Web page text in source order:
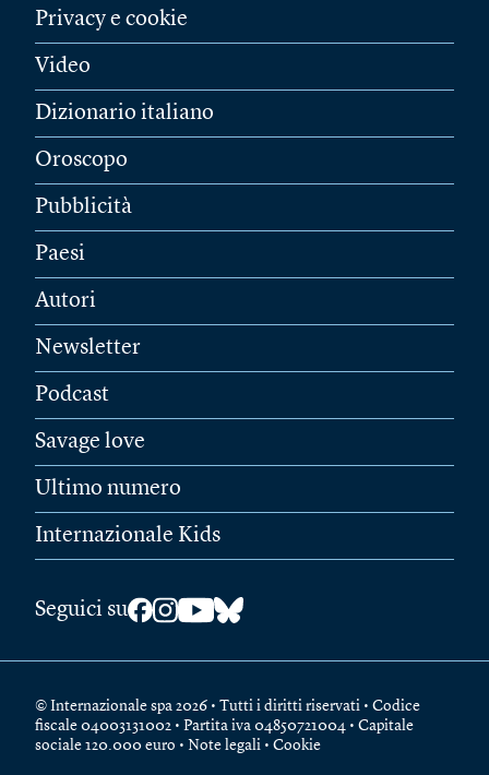
Privacy e cookie
Video
Dizionario italiano
Oroscopo
Pubblicità
Paesi
Autori
Newsletter
Podcast
Savage love
Ultimo numero
Internazionale Kids
Seguici su
© Internazionale spa 2026 • Tutti i diritti riservati • Codice
fiscale 04003131002 • Partita iva 04850721004 • Capitale
sociale 120.000 euro • Note legali • Cookie